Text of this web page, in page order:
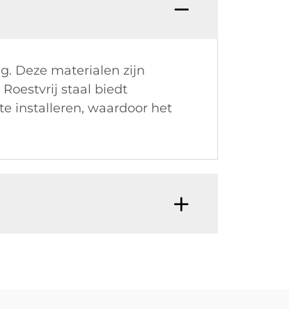
Deze materialen zijn
staal biedt
installeren, waardoor het